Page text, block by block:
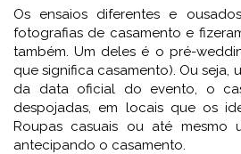
Os ensaios diferentes e
fotografias de casamento e
também. Um deles é o pré-
que significa casamento). Ou seja,
da data oficial do evento, o
despojadas, em locais que os
Roupas casuais ou até mesmo
antecipando o casamento.